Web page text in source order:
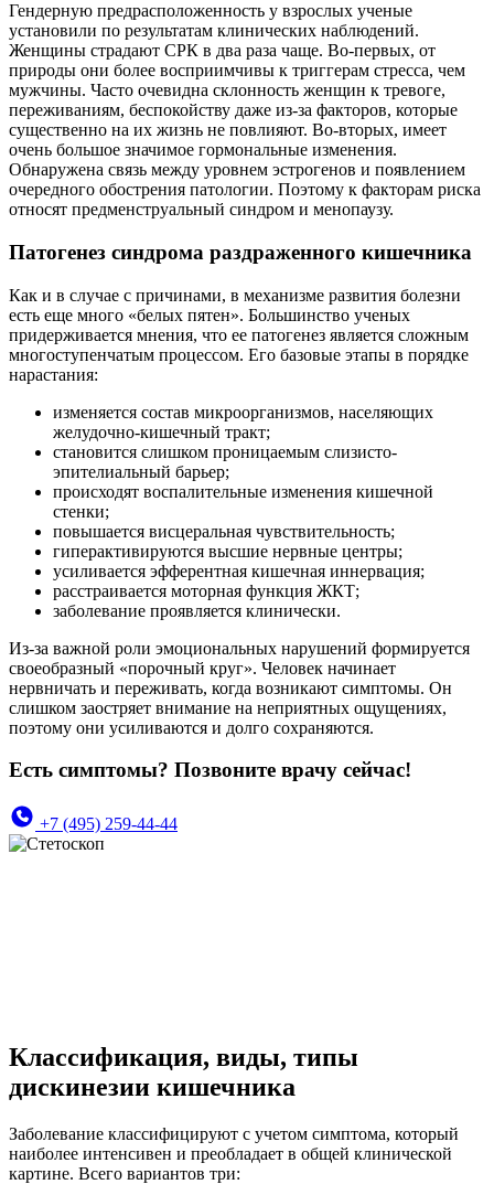
Гендерную предрасположенность у взрослых ученые
установили по результатам клинических наблюдений.
Женщины страдают СРК в два раза чаще. Во-первых, от
природы они более восприимчивы к триггерам стресса, чем
мужчины. Часто очевидна склонность женщин к тревоге,
переживаниям, беспокойству даже из-за факторов, которые
существенно на их жизнь не повлияют. Во-вторых, имеет
очень большое значимое гормональные изменения.
Обнаружена связь между уровнем эстрогенов и появлением
очередного обострения патологии. Поэтому к факторам риска
относят предменструальный синдром и менопаузу.
Патогенез синдрома раздраженного кишечника
Как и в случае с причинами, в механизме развития болезни
есть еще много «белых пятен». Большинство ученых
придерживается мнения, что ее патогенез является сложным
многоступенчатым процессом. Его базовые этапы в порядке
нарастания:
изменяется состав микроорганизмов, населяющих
желудочно-кишечный тракт;
становится слишком проницаемым слизисто-
эпителиальный барьер;
происходят воспалительные изменения кишечной
стенки;
повышается висцеральная чувствительность;
гиперактивируются высшие нервные центры;
усиливается эфферентная кишечная иннервация;
расстраивается моторная функция ЖКТ;
заболевание проявляется клинически.
Из-за важной роли эмоциональных нарушений формируется
своеобразный «порочный круг». Человек начинает
нервничать и переживать, когда возникают симптомы. Он
слишком заостряет внимание на неприятных ощущениях,
поэтому они усиливаются и долго сохраняются.
Есть симптомы? Позвоните врачу сейчас!
+7 (495) 259-44-44
Классификация, виды, типы
дискинезии кишечника
Заболевание классифицируют с учетом симптома, который
наиболее интенсивен и преобладает в общей клинической
картине. Всего вариантов три: